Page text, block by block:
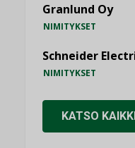
Granlund Oy
NIMITYKSET
Schneider
NIMITYKSET
KATSO